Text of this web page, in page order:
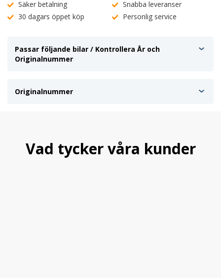
Säker betalning
Snabba leveranser
30 dagars öppet köp
Personlig service
Passar följande bilar / Kontrollera År och
Originalnummer
Originalnummer
Vad tycker våra kunder